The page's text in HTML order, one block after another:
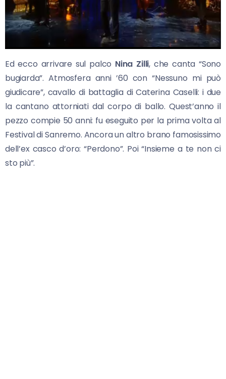
Ed ecco arrivare sul palco Nina Zilli, che canta “Sono
bugiarda”. Atmosfera anni ’60 con “Nessuno mi può
giudicare”, cavallo di battaglia di Caterina Caselli: i due
la cantano attorniati dal corpo di ballo. Quest’anno il
pezzo compie 50 anni: fu eseguito per la prima volta al
Festival di Sanremo. Ancora un altro brano famosissimo
dell’ex casco d’oro: “Perdono”. Poi “Insieme a te non ci
sto più”.